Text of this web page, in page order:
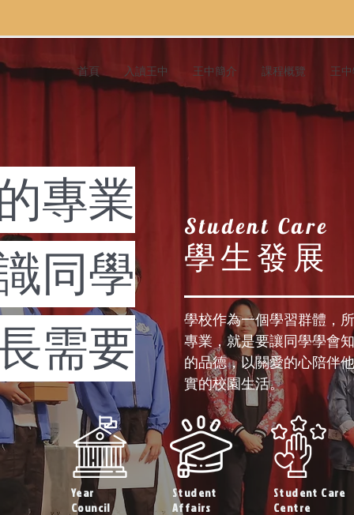
首頁 入讀王中 王中簡介 課程概覽 王
專業
同學
需要
Student Care
學生發展
學校作為一個學習群體，
專業，就是要讓同學學會
的品德，以關愛的心陪伴
實的校園生活。
Year
Council
Student
Affairs
Student Care
Centre